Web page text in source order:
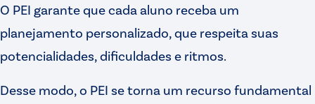
O PEI garante que cada aluno receba um
planejamento personalizado, que respeita suas
potencialidades, dificuldades e ritmos.
Desse modo, o PEI se torna um recurso fundamental